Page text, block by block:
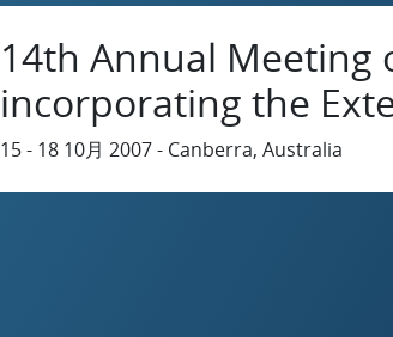
14th Annual Meeting
incorporating the
15 - 18 10月 2007 - Canberra, Australia